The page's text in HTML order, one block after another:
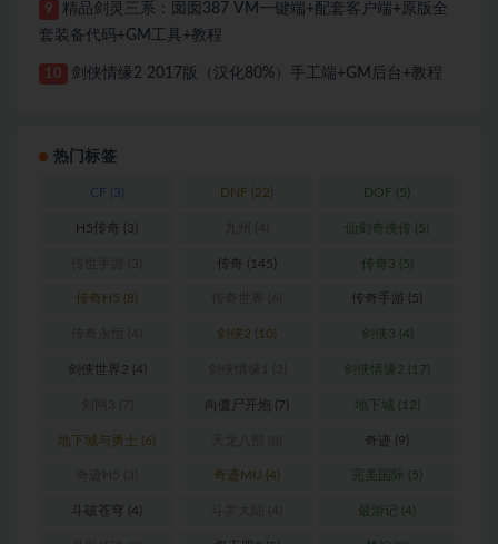
9
精品剑灵三系：囡囡387 VM一键端+配套客户端+原版全
套装备代码+GM工具+教程
10 剑侠情缘2 2017版（汉化80%）手工端+GM后台+教程
热门标签
CF (3) DNF (22) DOF (5)
H5传奇 (3) 仙剑奇侠传 (5)
传奇 (145) 传奇3 (5)
传奇H5 (8) 传奇手游 (5)
剑侠2 (10) 剑侠3 (4)
剑侠世界2 (4) 剑侠情缘2 (17)
向僵尸开炮 (7) 地下城 (12)
地下城与勇士 (6) 奇迹 (9)
奇迹MU (4) 完美国际 (5)
斗破苍穹 (4) 最游记 (4)